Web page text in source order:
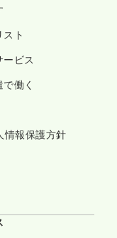
ト
ービス
働く
情報保護方針